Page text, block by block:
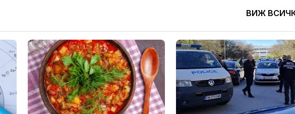
ВИЖ